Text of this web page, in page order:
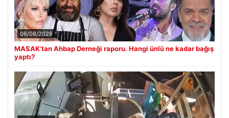
06/08/2026
MASAK’tan Ahbap Derneği raporu. Hangi ünlü ne kadar bağış
yaptı?